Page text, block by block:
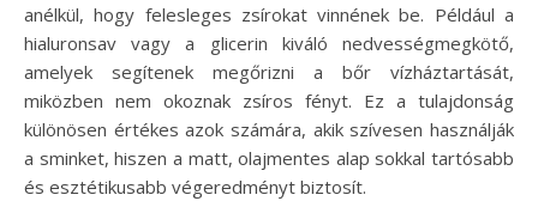
anélkül, hogy felesleges zsírokat vinnének be. Például a
hialuronsav vagy a glicerin kiváló nedvességmegkötő,
amelyek segítenek megőrizni a bőr vízháztartását,
miközben nem okoznak zsíros fényt. Ez a tulajdonság
különösen értékes azok számára, akik szívesen használják
a sminket, hiszen a matt, olajmentes alap sokkal tartósabb
és esztétikusabb végeredményt biztosít.